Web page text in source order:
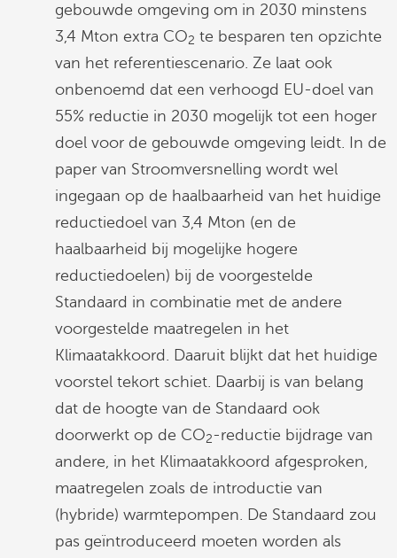
gebouwde omgeving om in 2030 minstens
3,4 Mton extra CO2 te besparen ten opzichte
van het referentiescenario. Ze laat ook
onbenoemd dat een verhoogd EU-doel van
55% reductie in 2030 mogelijk tot een hoger
doel voor de gebouwde omgeving leidt. In de
paper van Stroomversnelling wordt wel
ingegaan op de haalbaarheid van het huidige
reductiedoel van 3,4 Mton (en de
haalbaarheid bij mogelijke hogere
reductiedoelen) bij de voorgestelde
Standaard in combinatie met de andere
voorgestelde maatregelen in het
Klimaatakkoord. Daaruit blijkt dat het huidige
voorstel tekort schiet. Daarbij is van belang
dat de hoogte van de Standaard ook
doorwerkt op de CO2-reductie bijdrage van
andere, in het Klimaatakkoord afgesproken,
maatregelen zoals de introductie van
(hybride) warmtepompen. De Standaard zou
pas geïntroduceerd moeten worden als